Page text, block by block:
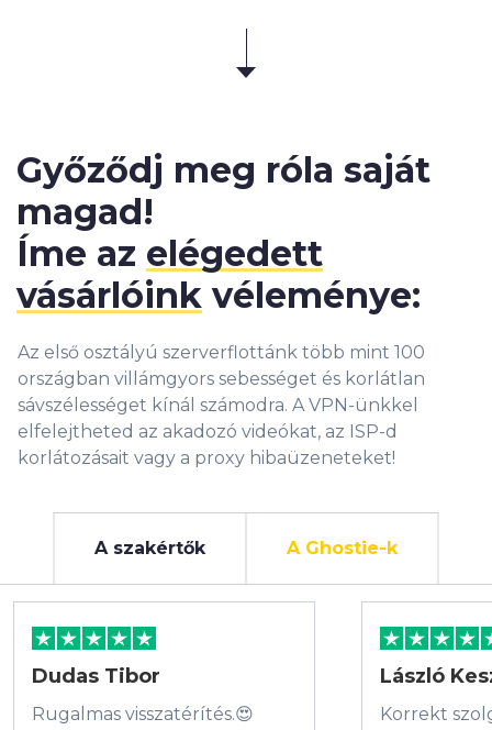
Győződj meg róla saját
magad!
Íme az elégedett
vásárlóink véleménye:
Az első osztályú szerverflottánk több mint 100
országban villámgyors sebességet és korlátlan
sávszélességet kínál számodra. A VPN-ünkkel
elfelejtheted az akadozó videókat, az ISP-d
korlátozásait vagy a proxy hibaüzeneteket!
A szakértők A Ghostie-k
Dudas Tibor
Rugalmas visszatérítés.😍
László
Korrekt